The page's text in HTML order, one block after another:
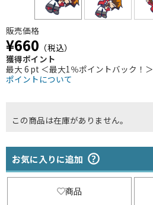
販売価格
¥660 （税込）
獲得ポイント
最大 6 pt ＜最大1％ポイントバック！＞
ポイントについて
この商品は在庫がありません。
お気に入りに追加
商品